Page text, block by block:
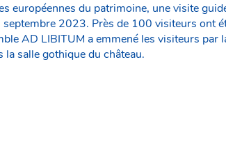
européennes du patrimoine, une visite
2023. Près de 100 visiteurs ont
AD LIBITUM a emmené les visiteurs par
salle gothique du château.